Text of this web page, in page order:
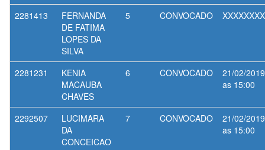
2281413
FERNANDA
DE FATIMA
LOPES DA
SILVA
5 CONVOCADO
2281231
KENIA
MACAUBA
CHAVES
6 CONVOCADO
21/02/
as 15:00
2292507
LUCIMARA
DA
CONCEICAO
7 CONVOCADO
21/02/
as 15:00